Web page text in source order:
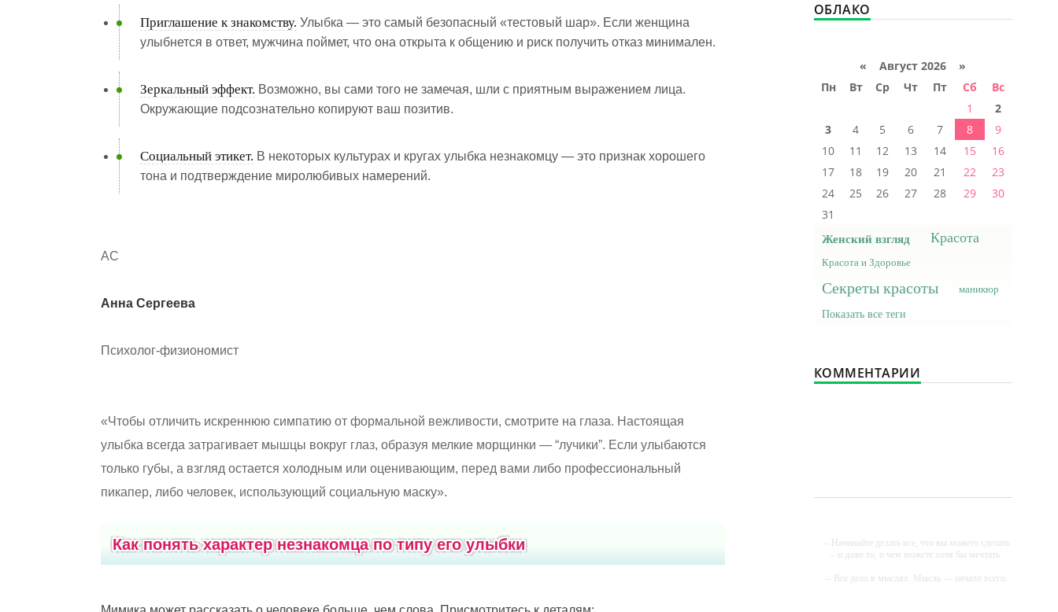
Приглашение к знакомству. Улыбка — это самый безопасный «тестовый шар». Если женщина
улыбнется в ответ, мужчина поймет, что она открыта к общению и риск получить отказ минимален.
Зеркальный эффект. Возможно, вы сами того не замечая, шли с приятным выражением лица.
Окружающие подсознательно копируют ваш позитив.
Социальный этикет. В некоторых культурах и кругах улыбка незнакомцу — это признак хорошего
тона и подтверждение миролюбивых намерений.
АС
Анна Сергеева
Психолог-физиономист
«Чтобы отличить искреннюю симпатию от формальной вежливости, смотрите на глаза. Настоящая
улыбка всегда затрагивает мышцы вокруг глаз, образуя мелкие морщинки — “лучики”. Если улыбаются
только губы, а взгляд остается холодным или оценивающим, перед вами либо профессиональный
пикапер, либо человек, использующий социальную маску».
Как понять характер незнакомца по типу его улыбки
ОБЛАКО
« Август 2026 »
Пн
Вт Ср Чт Пт Сб
Вс
1
2
3
4 5 6 7 8
9
10
11 12 13 14 15
16
17
18 19 20 21 22
23
24
25 26 27 28 29
30
31
Женский взгляд Красота
Красота и Здоровье
Секреты красоты маникюр
Показать все теги
КОММЕНТАРИИ
-- Начинайте делать все, что вы можете сделать
– и даже то, о чем можете хотя бы мечтать.
-- Все дело в мыслях. Мысль — начало всего.